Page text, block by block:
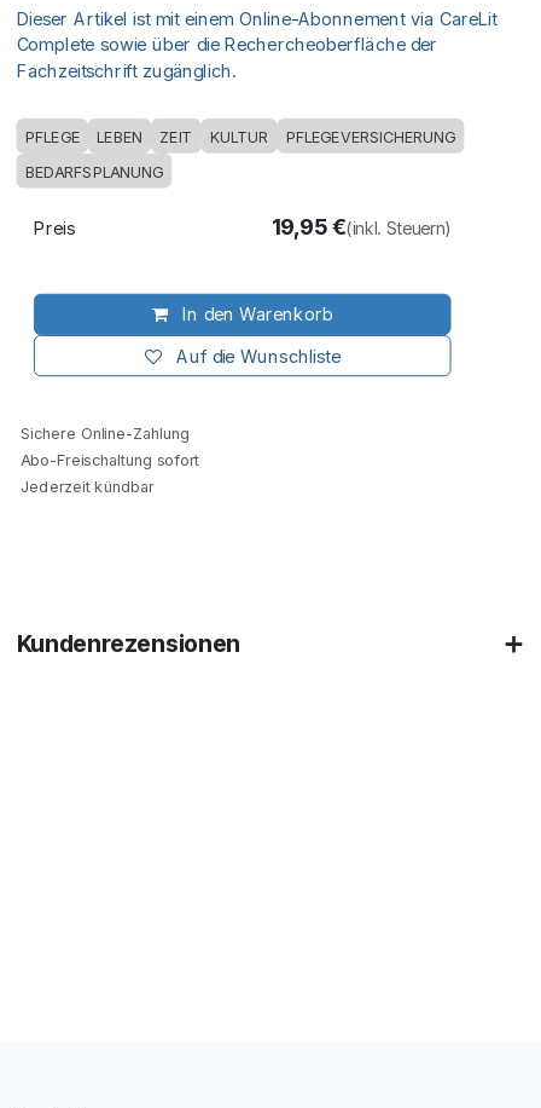
Dieser Artikel ist mit einem Online-Abonnement via CareLit
Complete sowie über die Rechercheoberfläche der
Fachzeitschrift zugänglich.
PFLEGE LEBEN ZEIT KULTUR PFLEGEVERSICHERUNG
BEDARFSPLANUNG
In den Warenkorb
Auf die Wunschliste
Preis 19,95€(inkl. Steuern)
Sichere Online-Zahlung
Abo-Freischaltung sofort
Jederzeit kündbar
Kundenrezensionen